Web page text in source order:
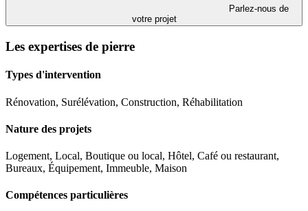
Parlez-nous de
votre projet
Les expertises de pierre
Types d'intervention
Rénovation, Surélévation, Construction, Réhabilitation
Nature des projets
Logement, Local, Boutique ou local, Hôtel, Café ou restaurant,
Bureaux, Équipement, Immeuble, Maison
Compétences particulières